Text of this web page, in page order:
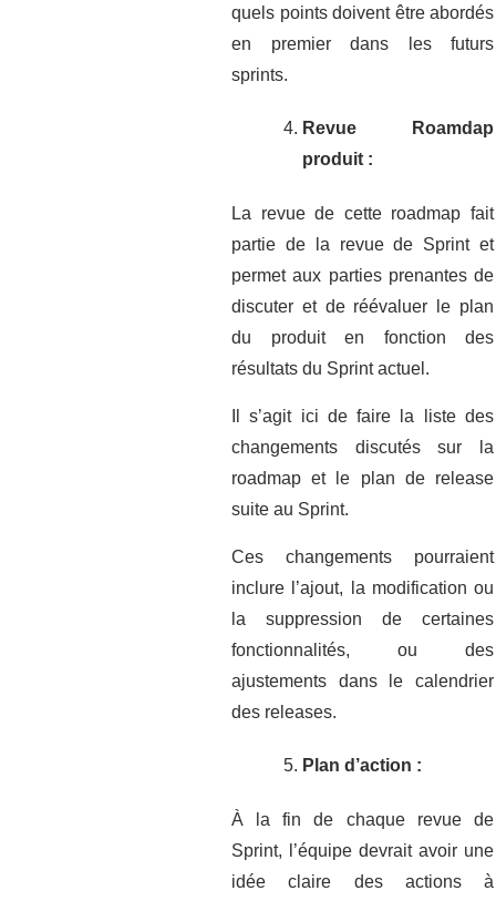
quels points doivent être abordés
en premier dans les futurs
sprints.
Revue Roamdap
produit :
La revue de cette roadmap fait
partie de la revue de Sprint et
permet aux parties prenantes de
discuter et de réévaluer le plan
du produit en fonction des
résultats du Sprint actuel.
Il s’agit ici de faire la liste des
changements discutés sur la
roadmap et le plan de release
suite au Sprint.
Ces changements pourraient
inclure l’ajout, la modification ou
la suppression de certaines
fonctionnalités, ou des
ajustements dans le calendrier
des releases.
Plan d’action :
À la fin de chaque revue de
Sprint, l’équipe devrait avoir une
idée claire des actions à